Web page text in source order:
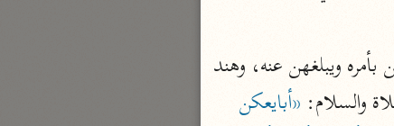
تيسير الكريم الرحمن
السعدي (١٣٧٦ هـ)
نحو ٤ مجلدات
والسلام: